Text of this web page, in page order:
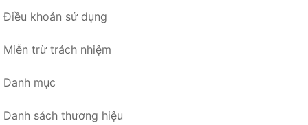
Điều khoản sử dụng
Miễn trừ trách nhiệm
Danh mục
Danh sách thương hiệu